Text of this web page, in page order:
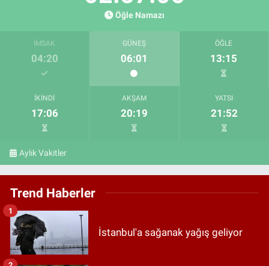
Öğle Namazı
İMSAK
04:20
GÜNEŞ
06:01
ÖĞLE
13:15
İKINDI
17:06
AKŞAM
20:19
YATSI
21:52
Aylık Vakitler
Trend Haberler
İstanbul'a sağanak yağış geliyor
1